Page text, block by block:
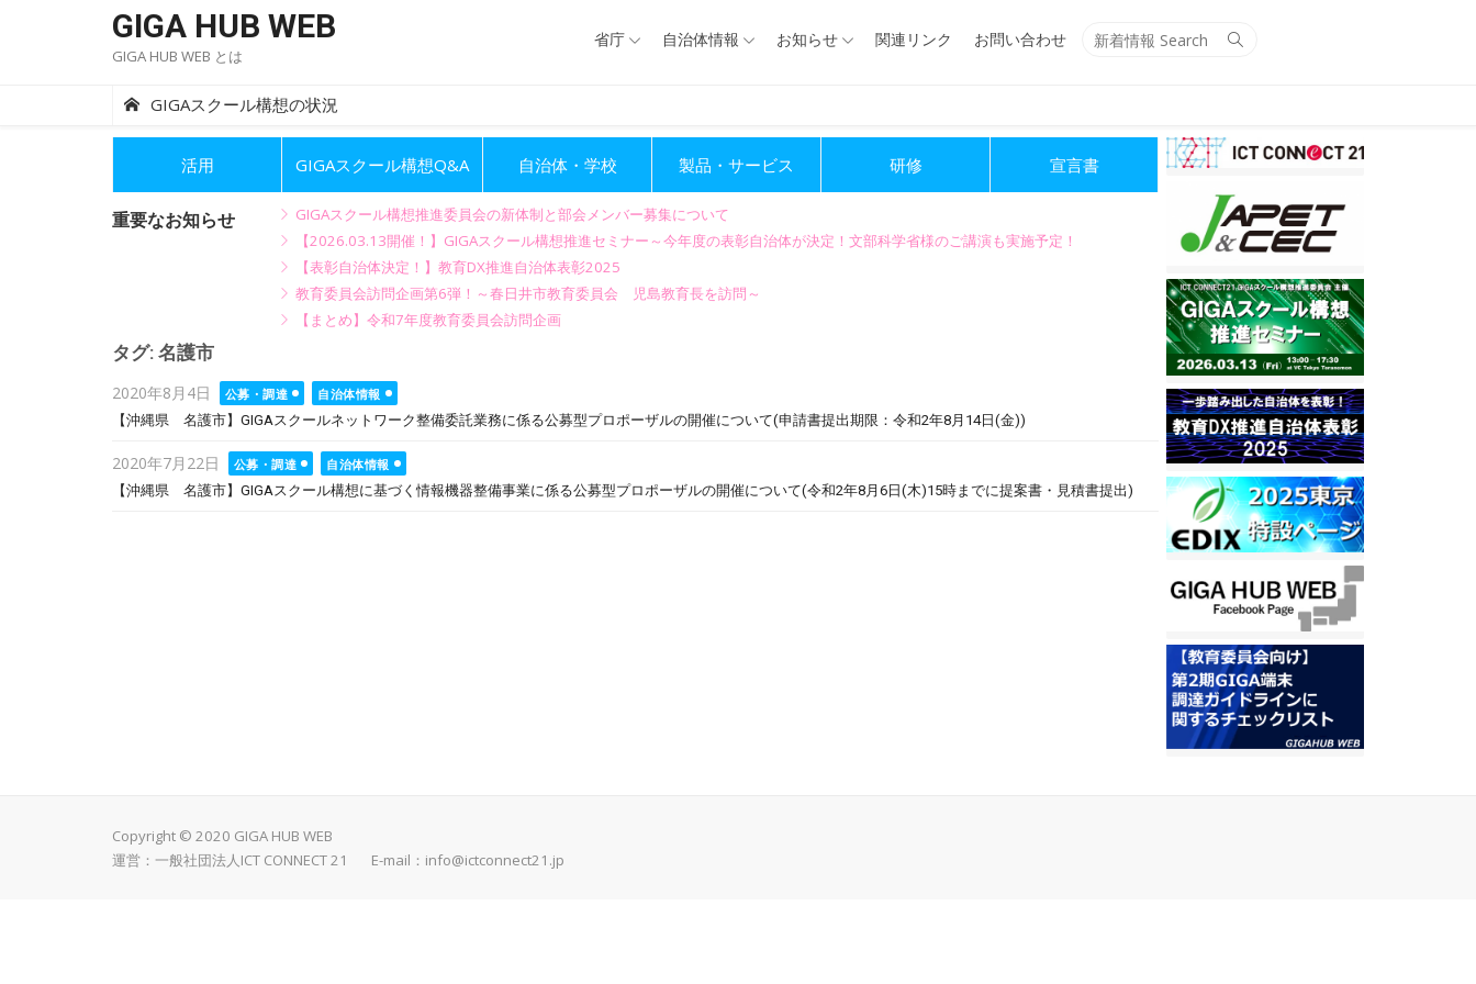
GIGA HUB WEB
GIGA HUB WEB とは
Search
省庁 自治体情報 お知らせ 関連リンク お問い合わせ
GIGAスクール構想の状況
活用 GIGAスクール構想Q&A 自治体・学校 製品・サービス 研修 宣言書
重要なお知らせ
GIGAスクール構想推進委員会の新体制と部会メンバー募集について
【2026.03.13開催！】GIGAスクール構想推進セミナー～今年度の表彰自治体が決定！文部科学省様のご講演も実施予定！
【表彰自治体決定！】教育DX推進自治体表彰2025
教育委員会訪問企画第6弾！～春日井市教育委員会 児島教育長を訪問～
【まとめ】令和7年度教育委員会訪問企画
タグ: 名護市
Posted
on
2020年8月4日 公募・調達
自治体情報
【沖縄県 名護市】GIGAスクールネットワーク整備委託業務に係る公募型プロポーザルの開催について(申請書提出期限：令和2年8月14日(金))
Posted
on
2020年7月22日 公募・調達
自治体情報
【沖縄県 名護市】GIGAスクール構想に基づく情報機器整備事業に係る公募型プロポーザルの開催について(令和2年8月6日(木)15時までに提案書・見積書提出)
Copyright © 2020 GIGA HUB WEB
運営：一般社団法人ICT CONNECT 21 E-mail： info@ictconnect21.jp